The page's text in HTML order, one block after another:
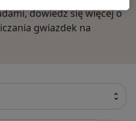
dowiedz się więcej o
gwiazdek na